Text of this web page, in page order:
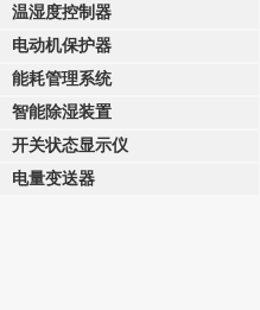
温湿度控制器
电动机保护器
能耗管理系统
智能除湿装置
开关状态显示仪
电量变送器